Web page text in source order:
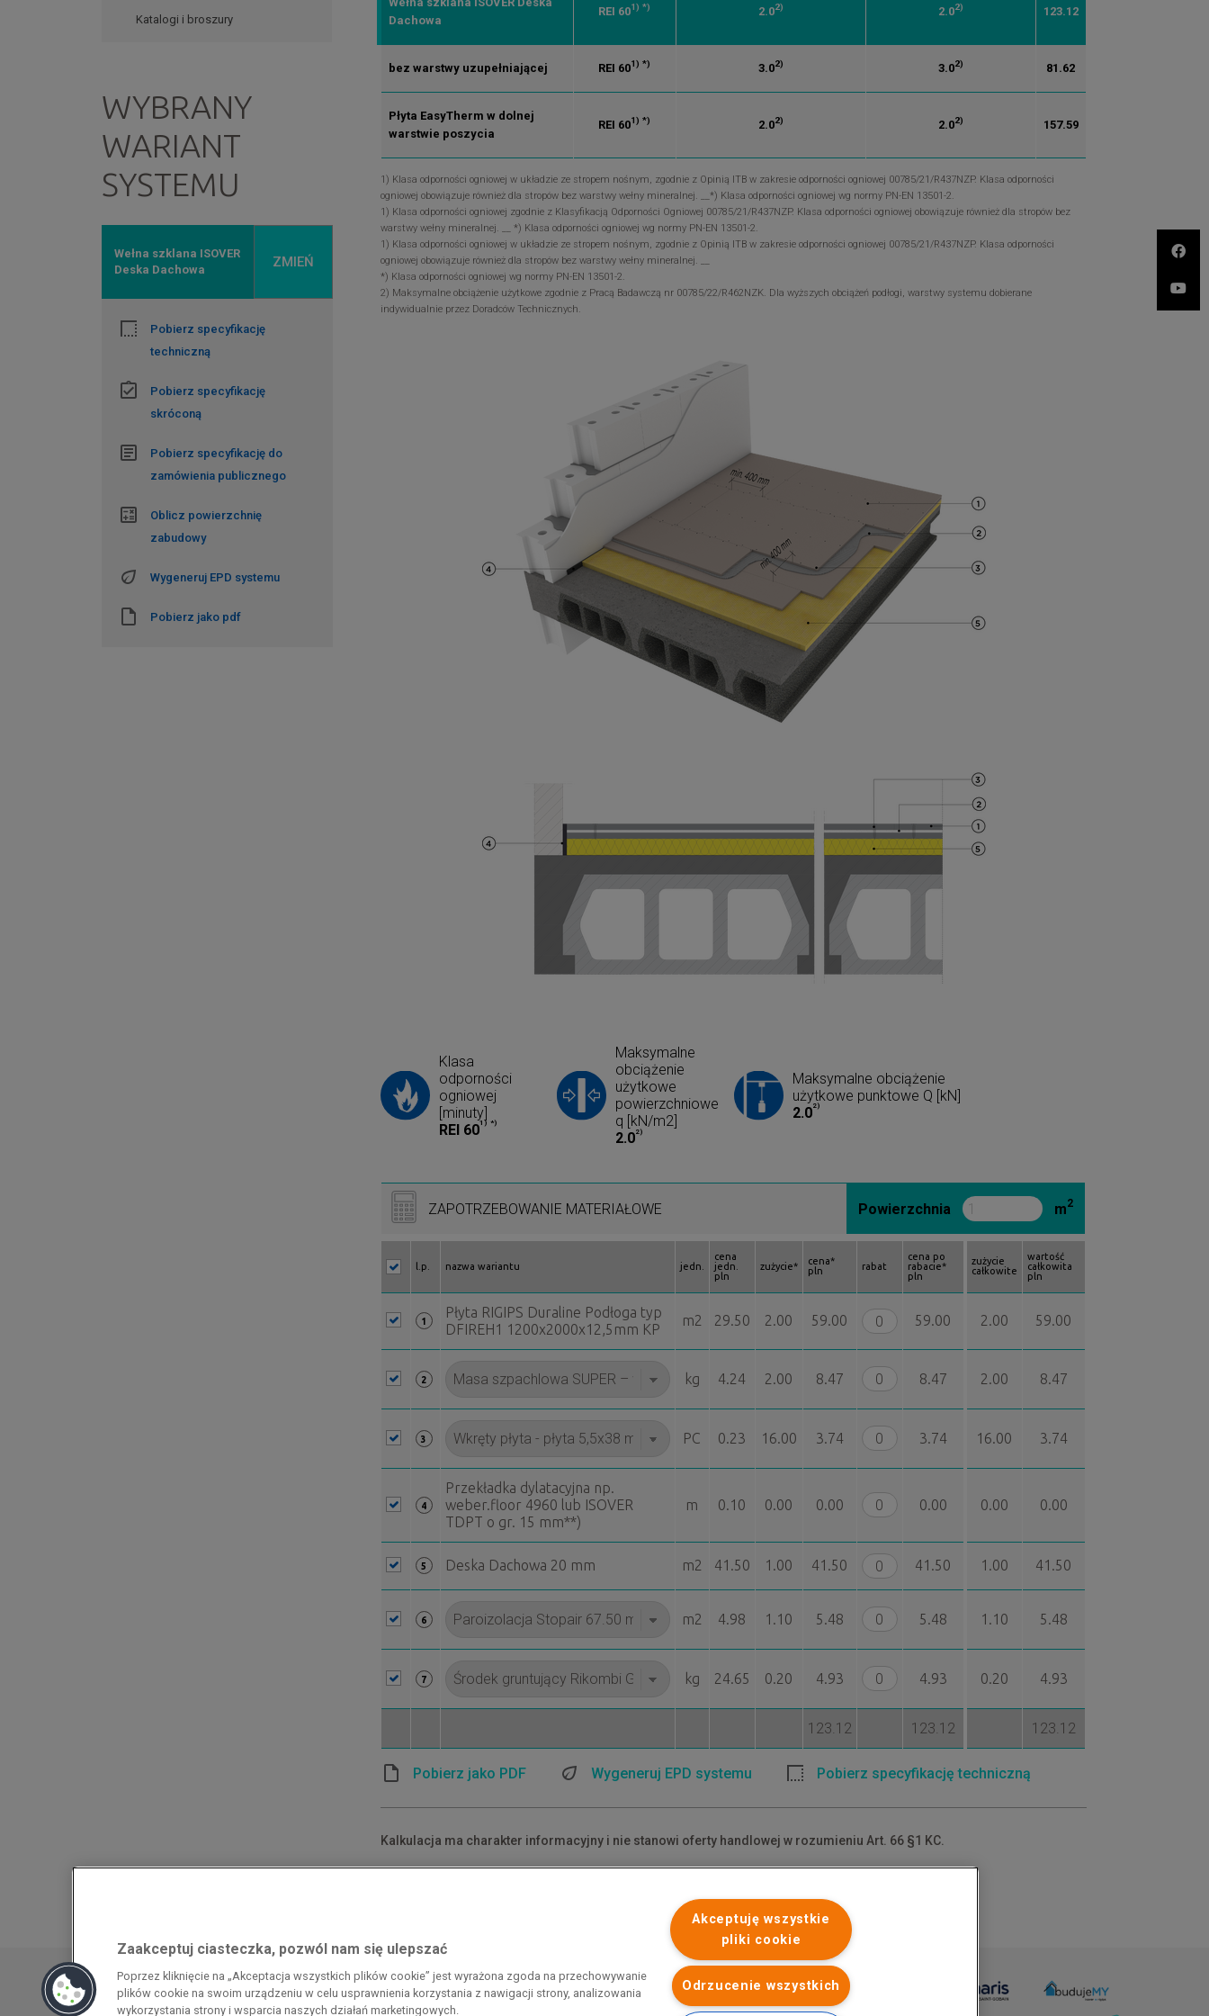
Katalogi i broszury
WYBRANY
WARIANT
SYSTEMU
Wełna szklana ISOVER
Deska Dachowa
ZMIEŃ
Pobierz specyfikację
techniczną
Pobierz specyfikację
skróconą
Pobierz specyfikację do
zamówienia publicznego
Oblicz powierzchnię
zabudowy
Wygeneruj EPD systemu
Pobierz jako pdf
Dachowa
REI 601) *) 2.02) 2.02) 123.12
bez warstwy uzupełniającej REI 601) *) 3.02) 3.02) 81.62
Płyta EasyTherm w dolnej
warstwie poszycia
REI 601) *) 2.02) 2.02) 157.59
1) Klasa odporności ogniowej w układzie ze stropem nośnym, zgodnie z Opinią ITB w zakresie odporności ogniowej 00785/21/R437NZP. Klasa odporności
ogniowej obowiązuje również dla stropów bez warstwy wełny mineralnej. __*) Klasa odporności ogniowej wg normy PN-EN 13501-2.
1) Klasa odporności ogniowej zgodnie z Klasyfikacją Odporności Ogniowej 00785/21/R437NZP. Klasa odporności ogniowej obowiązuje również dla stropów bez
warstwy wełny mineralnej. __ *) Klasa odporności ogniowej wg normy PN-EN 13501-2.
1) Klasa odporności ogniowej w układzie ze stropem nośnym, zgodnie z Opinią ITB w zakresie odporności ogniowej 00785/21/R437NZP. Klasa odporności
ogniowej obowiązuje również dla stropów bez warstwy wełny mineralnej. __
*) Klasa odporności ogniowej wg normy PN-EN 13501-2.
2) Maksymalne obciążenie użytkowe zgodnie z Pracą Badawczą nr 00785/22/R462NZK. Dla wyższych obciążeń podłogi, warstwy systemu dobierane
indywidualnie przez Doradców Technicznych.
Klasa
odporności
ogniowej
[minuty]
REI 601) *)
Maksymalne
obciążenie
użytkowe
powierzchniowe
q [kN/m2]
2.02)
Maksymalne obciążenie
użytkowe punktowe Q [kN]
2.02)
ZAPOTRZEBOWANIE MATERIAŁOWE Powierzchnia m2
l.p. nazwa wariantu jedn.
cena
jedn.
pln
zużycie*
cena*
pln
rabat
cena po
rabacie*
pln
zużycie
całkowite
wartość
całkowita
pln
1
Płyta RIGIPS Duraline Podłoga typ
DFIREH1 1200x2000x12,5mm KP
m2 29.50 2.00 59.00 59.00 2.00 59.00
2 kg 4.24 2.00 8.47 8.47 2.00 8.47
3 PC 0.23 16.00 3.74 3.74 16.00 3.74
4
Przekładka dylatacyjna np.
weber.floor 4960 lub ISOVER
TDPT o gr. 15 mm**)
m 0.10 0.00 0.00 0.00 0.00 0.00
5 Deska Dachowa 20 mm m2 41.50 1.00 41.50 41.50 1.00 41.50
6 m2 4.98 1.10 5.48 5.48 1.10 5.48
7 kg 24.65 0.20 4.93 4.93 0.20 4.93
123.12 123.12 123.12
Pobierz jako PDF Wygeneruj EPD systemu Pobierz specyfikację techniczną
Kalkulacja ma charakter informacyjny i nie stanowi oferty handlowej w rozumieniu Art. 66 §1 KC.
*Podane ceny są cenami netto.
energochłonnego związana z cenami gazu ziemnego i energii elektrycznej w 2023 r.”. Przedsiębiorca uzyskał
pomoc w ramach programu rządowego pod nazwą: „Pomoc dla sektorów energochłonnych związana z nagłymi
Zaakceptuj ciasteczka, pozwól nam się ulepszać
Poprzez kliknięcie na „Akceptacja wszystkich plików cookie” jest wyrażona zgoda na przechowywanie
plików cookie na swoim urządzeniu w celu usprawnienia korzystania z nawigacji strony, analizowania
wykorzystania strony i wsparcia naszych działań marketingowych.
Akceptuję wszystkie
pliki cookie
Odrzucenie wszystkich